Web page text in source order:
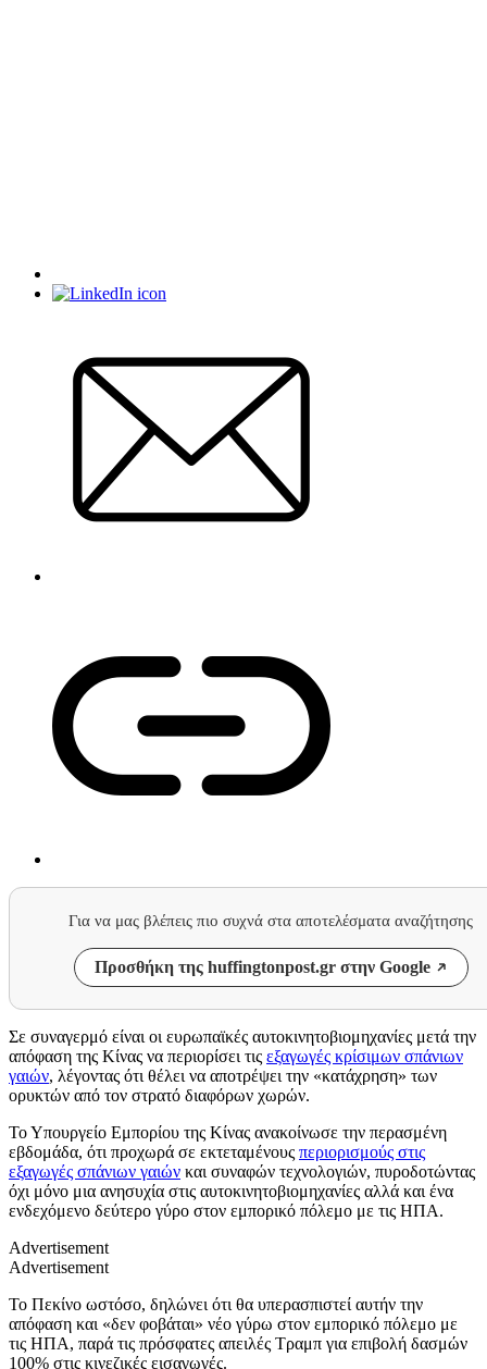
Για να μας βλέπεις πιο συχνά στα αποτελέσματα αναζήτησης
Προσθήκη της huffingtonpost.gr στην Google
Σε συναγερμό είναι οι ευρωπαϊκές αυτοκινητοβιομηχανίες μετά την
απόφαση της Κίνας να περιορίσει τις εξαγωγές κρίσιμων σπάνιων
γαιών, λέγοντας ότι θέλει να αποτρέψει την «κατάχρηση» των
ορυκτών από τον στρατό διαφόρων χωρών.
Το Υπουργείο Εμπορίου της Κίνας ανακοίνωσε την περασμένη
εβδομάδα, ότι προχωρά σε εκτεταμένους περιορισμούς στις
εξαγωγές σπάνιων γαιών και συναφών τεχνολογιών, πυροδοτώντας
όχι μόνο μια ανησυχία στις αυτοκινητοβιομηχανίες αλλά και ένα
ενδεχόμενο δεύτερο γύρο στον εμπορικό πόλεμο με τις ΗΠΑ.
Advertisement
Advertisement
Το Πεκίνο ωστόσο, δηλώνει ότι θα υπερασπιστεί αυτήν την
απόφαση και «δεν φοβάται» νέο γύρω στον εμπορικό πόλεμο με
τις ΗΠΑ, παρά τις πρόσφατες απειλές Τραμπ για επιβολή δασμών
100% στις κινεζικές εισαγωγές.